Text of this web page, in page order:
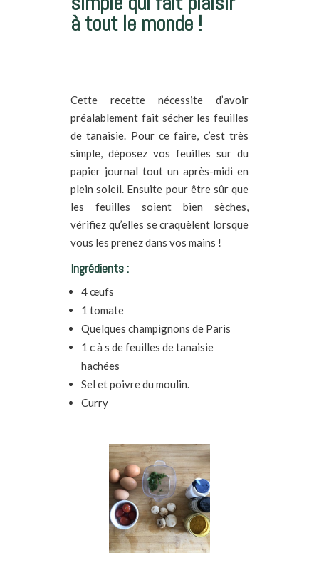
à tout le monde !
Cette recette nécessite d’avoir
préalablement fait sécher les feuilles
de tanaisie. Pour ce faire, c’est très
simple, déposez vos feuilles sur du
papier journal tout un après-midi en
plein soleil. Ensuite pour être sûr que
les feuilles soient bien sèches,
vérifiez qu’elles se craquèlent lorsque
vous les prenez dans vos mains !
Ingrédients :
4 œufs
1 tomate
Quelques champignons de Paris
1 c à s de feuilles de tanaisie
hachées
Sel et poivre du moulin.
Curry